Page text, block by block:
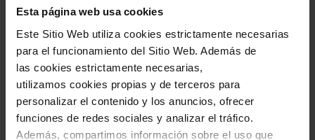
Esta página web usa cookies
Este Sitio Web utiliza cookies estrictamente necesarias
para el funcionamiento del Sitio Web. Además de
las cookies estrictamente necesarias,
utilizamos cookies propias y de terceros para
personalizar el contenido y los anuncios, ofrecer
funciones de redes sociales y analizar el tráfico.
Además, compartimos información sobre el uso que
Olga Kern,
piano
Franz Schubert Filharmonia
Carlos Miguel Prieto, director